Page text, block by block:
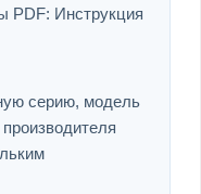
PDF: Инструкция
серию, модель